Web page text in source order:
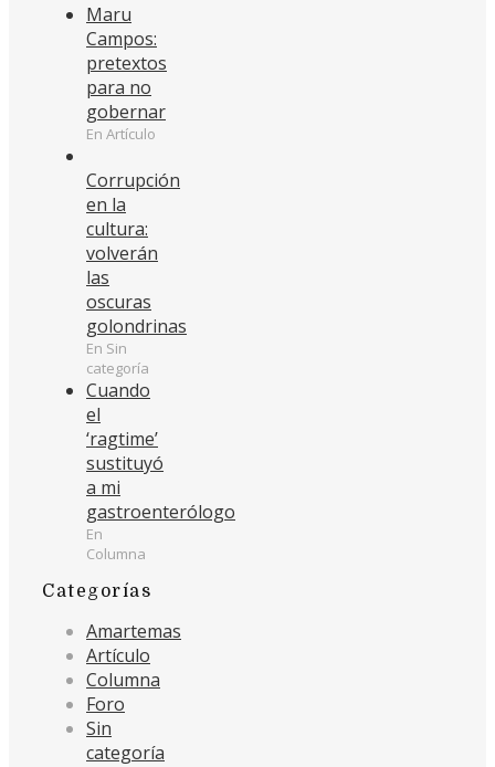
Maru
Campos:
pretextos
para no
gobernar
En Artículo
Corrupción
en la
cultura:
volverán
las
oscuras
golondrinas
En Sin
categoría
Cuando
el
‘ragtime’
sustituyó
a mi
gastroenterólogo
En
Columna
Categorías
Amartemas
Artículo
Columna
Foro
Sin
categoría